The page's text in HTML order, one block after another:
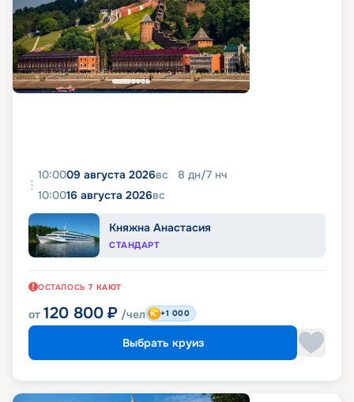
10:0009 августа 2026вс 8 дн/7 нч
10:0016 августа 2026вс
Княжна Анастасия
СТАНДАРТ
ОСТАЛОСЬ 7 КАЮТ
от 120 800 ₽ /чел +1 000
Выбрать круиз